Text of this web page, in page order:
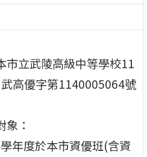
市立武陵高級中等學校11
高優字第1140005064號
象：
年度於本市資優班(含資